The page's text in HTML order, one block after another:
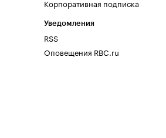
Корпоративная подписка
Уведомления
RSS
Оповещения RBC.ru